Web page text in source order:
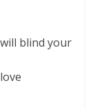
blind your